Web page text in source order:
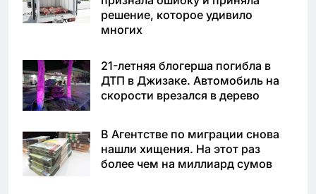
решение, которое удивило
многих
21-летняя блогерша погибла в
ДТП в Джизаке. Автомобиль на
скорости врезался в дерево
В Агентстве по миграции снова
нашли хищения. На этот раз
более чем на миллиард сумов